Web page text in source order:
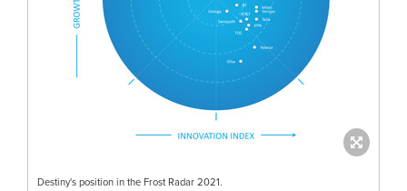
Destiny's position in the Frost Radar 2021.